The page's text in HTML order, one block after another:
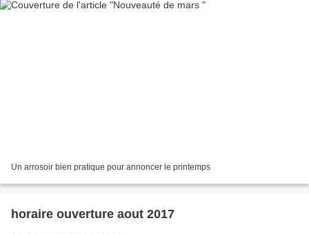
Un arrosoir bien pratique pour annoncer le printemps
horaire ouverture aout 2017